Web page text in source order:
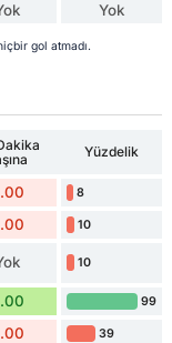
Yok
gol atmadı.
Yüzdelik
8
10
10
99
39